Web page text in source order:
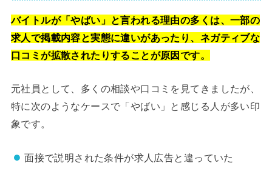
バイトルが「やばい」と言われる理由の多くは、一部の
求人で掲載内容と実態に違いがあったり、ネガティブな
口コミが拡散されたりすることが原因です。
元社員として、多くの相談や口コミを見てきましたが、
特に次のようなケースで「やばい」と感じる人が多い印
象です。
面接で説明された条件が求人広告と違っていた